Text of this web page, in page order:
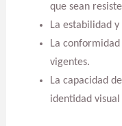
que sean
La estabilidad y
La
vigentes.
La capacidad
identidad